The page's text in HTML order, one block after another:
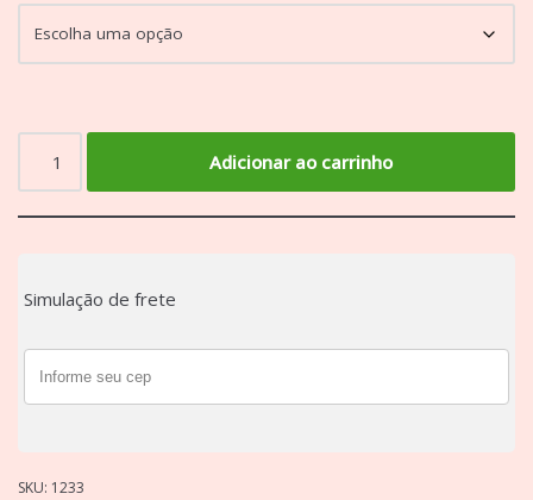
Adicionar ao carrinho
Simulação de frete
SKU: 1233